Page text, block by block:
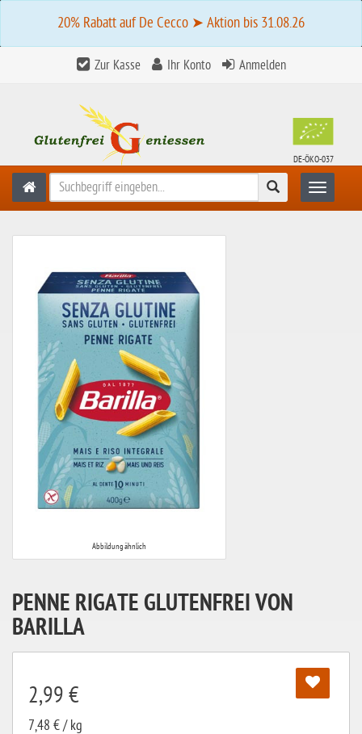
20% Rabatt auf De Cecco ➤ Aktion bis 31.08.26
Zur Kasse Ihr Konto Anmelden
DE-ÖKO-037
Suchen Toggle
Abbildung ähnlich
PENNE RIGATE GLUTENFREI VON
BARILLA
2,99 €
7,48 € / kg